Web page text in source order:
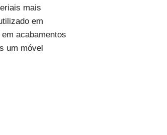
mais
em
acabamentos
um móvel